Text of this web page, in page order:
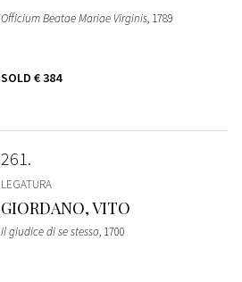
Officium Beatae Mariae Virginis, 1789
SOLD € 384
261
LEGATURA
GIORDANO, VITO
Il giudice di se stesso, 1700